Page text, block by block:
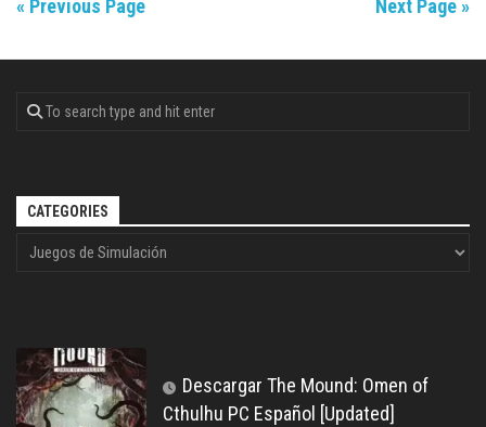
« Previous Page Next Page »
CATEGORIES
Descargar The Mound: Omen of
Cthulhu PC Español [Updated]